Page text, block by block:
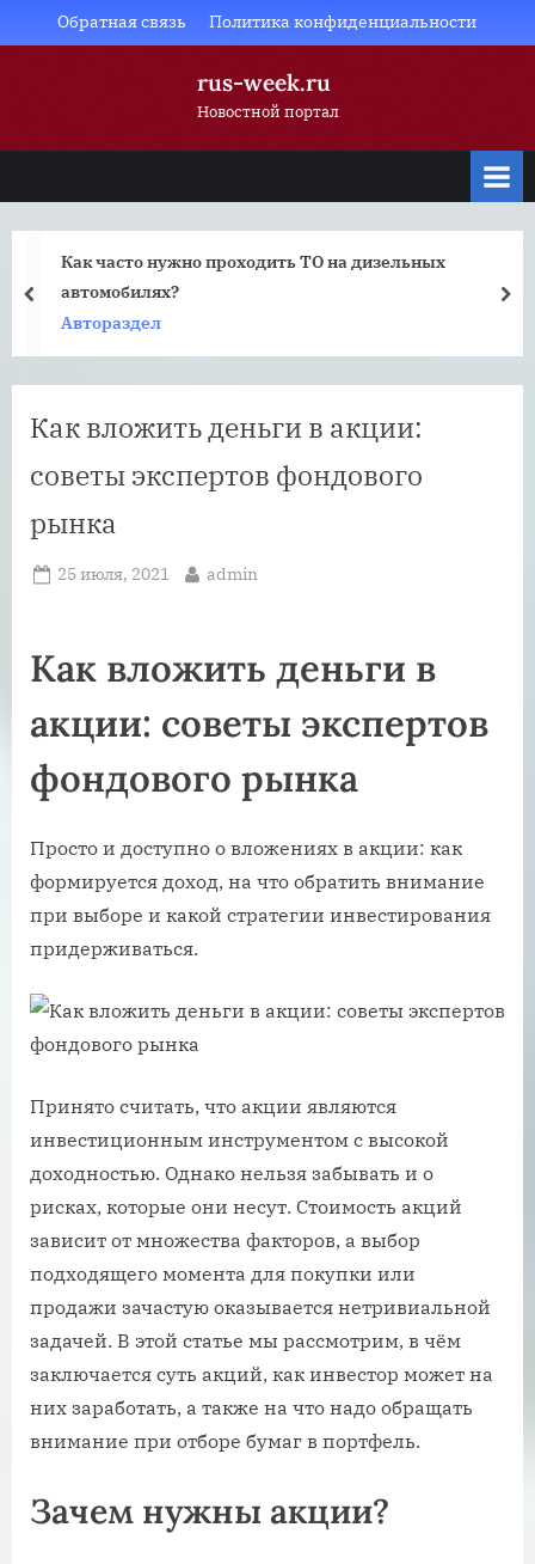
to
Обратная связь Политика конфиденциальности
rus-week.ru
Новостной портал
Как часто нужно проходить ТО на дизельных
автомобилях?
Автораздел
prev
Как вложить деньги в акции:
советы экспертов фондового
рынка
Posted
25 июля, 2021 By
admin
Как вложить деньги в
акции: советы экспертов
фондового рынка
Просто и доступно о вложениях в акции: как
формируется доход, на что обратить внимание
при выборе и какой стратегии инвестирования
придерживаться.
Принято считать, что акции являются
инвестиционным инструментом с высокой
доходностью. Однако нельзя забывать и о
рисках, которые они несут. Стоимость акций
зависит от множества факторов, а выбор
подходящего момента для покупки или
продажи зачастую оказывается нетривиальной
задачей. В этой статье мы рассмотрим, в чём
заключается суть акций, как инвестор может на
них заработать, а также на что надо обращать
внимание при отборе бумаг в портфель.
Зачем нужны акции?